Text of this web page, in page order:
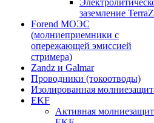
заземление
Forend МОЭС
(молниеприемники с
опережающей эмиссией
стримера)
Zandz и Galmar
Проводники (токоотводы)
Изолированная
EKF
Активная